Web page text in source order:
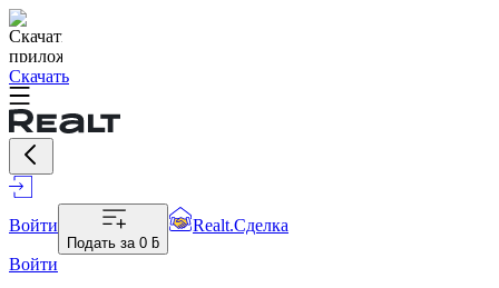
Скачать
Войти
Подать за 0 ƃ
Realt.Сделка
Войти